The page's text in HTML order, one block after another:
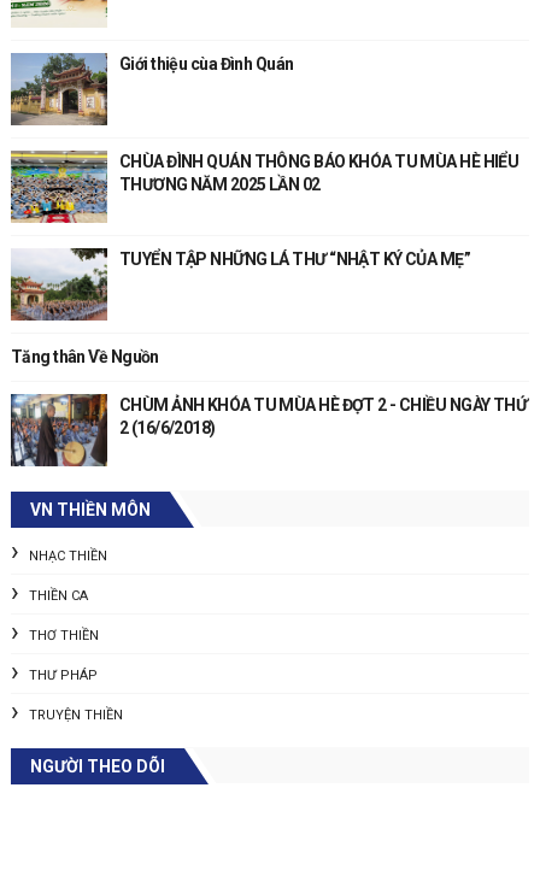
Giới thiệu cùa Đình Quán
CHÙA ĐÌNH QUÁN THÔNG BÁO KHÓA TU MÙA HÈ HIỂU
THƯƠNG NĂM 2025 LẦN 02
TUYỂN TẬP NHỮNG LÁ THƯ “NHẬT KÝ CỦA MẸ”
Tăng thân Về Nguồn
CHÙM ẢNH KHÓA TU MÙA HÈ ĐỢT 2 - CHIỀU NGÀY THỨ
2 (16/6/2018)
VN THIỀN MÔN
NHẠC THIỀN
THIỀN CA
THƠ THIỀN
THƯ PHÁP
TRUYỆN THIỀN
NGƯỜI THEO DÕI